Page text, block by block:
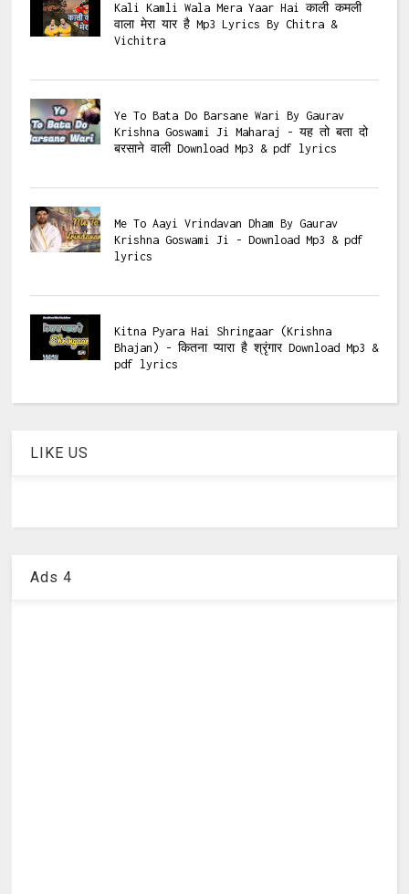
Kali Kamli Wala Mera Yaar Hai काली कमली
वाला मेरा यार है Mp3 Lyrics By Chitra &
Vichitra
Ye To Bata Do Barsane Wari By Gaurav
Krishna Goswami Ji Maharaj - यह तो बता दो
बरसाने वाली Download Mp3 & pdf lyrics
Me To Aayi Vrindavan Dham By Gaurav
Krishna Goswami Ji - Download Mp3 & pdf
lyrics
Kitna Pyara Hai Shringaar (Krishna
Bhajan) - कितना प्यारा है श्रृंगार Download Mp3 &
pdf lyrics
LIKE US
Ads 4